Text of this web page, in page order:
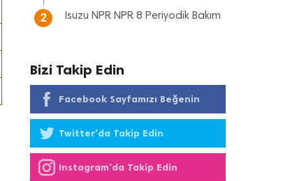
2 Isuzu NPR NPR 8 Periyodik Bakım
Bizi Takip Edin
Facebook Sayfamızı Beğenin
Twitter'da Takip Edin
Instagram'da Takip Edin